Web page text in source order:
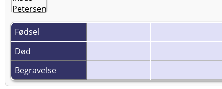
Fødsel
Død
Begravelse